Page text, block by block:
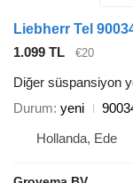
Liebherr Tel
1.099 TL
€20
Diğer süspansiyon
Durum yeni
Hollanda, Ede